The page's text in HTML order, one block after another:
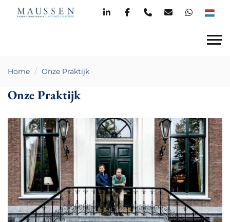
Home Onze Praktijk
Onze Praktijk